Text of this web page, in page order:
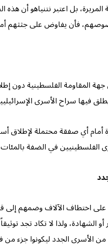
المريرة، بل اعتبر نتنياهو
فأن يفاوض على جثثهم
المقاومة الفلسطينية دون
فيها سراح الأسرى
الفلسطينيين في الضفة
اختطاف الآلاف وضمهم إلى
الشهادة، ولذا لا تكاد تجد
الأسرى الجدد ليكونوا جزء